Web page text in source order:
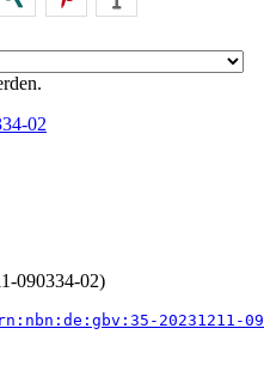
02
090334-02)
20231211-